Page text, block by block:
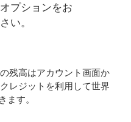
プションをお
い。
残高はアカウント画面か
レジットを利用して世界
ます。